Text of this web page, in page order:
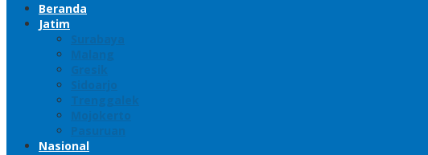
Beranda
Jatim
Surabaya
Malang
Gresik
Sidoarjo
Trenggalek
Mojokerto
Pasuruan
Nasional